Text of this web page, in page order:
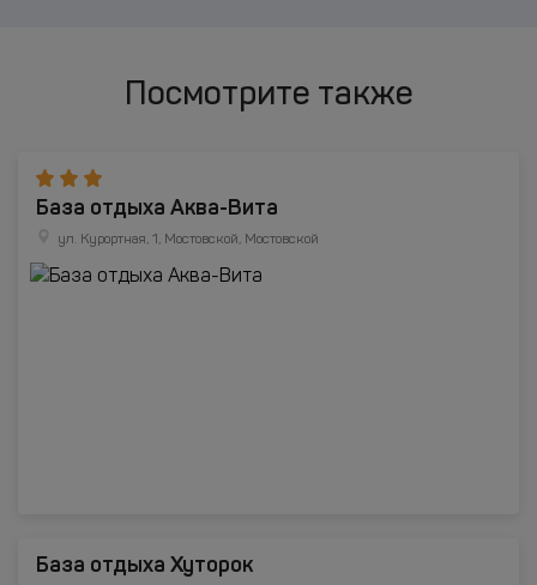
Посмотрите также
База отдыха Аква-Вита
ул. Курортная, 1, Мостовской, Мостовской
База отдыха Хуторок